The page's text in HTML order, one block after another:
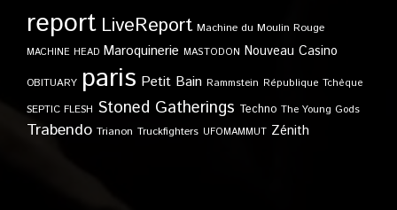
report LiveReport Machine du Moulin Rouge
MACHINE HEAD Maroquinerie MASTODON Nouveau Casino
OBITUARY paris Petit Bain Rammstein République Tchèque
SEPTIC FLESH Stoned Gatherings Techno The Young Gods
Trabendo Trianon Truckfighters UFOMAMMUT Zénith